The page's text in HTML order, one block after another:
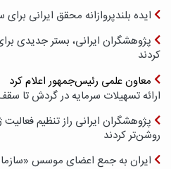
ایده بلندپروازانه محقق ایرانی
پژوهشگران ایرانی، بستر جدیدی
کردند
معاون علمی رئیس‌جمهور اعلام کرد
ارائه تسهیلات سرمایه در گردش تا سقف ۱۰۰ درصد فروش
پژوهشگران ایرانی راز تنظیم
روشن‌تر کردند
ایران به جمع اعضای موسس